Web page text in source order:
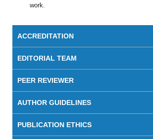
work.
ACCREDITATION
EDITORIAL TEAM
PEER REVIEWER
AUTHOR GUIDELINES
PUBLICATION ETHICS